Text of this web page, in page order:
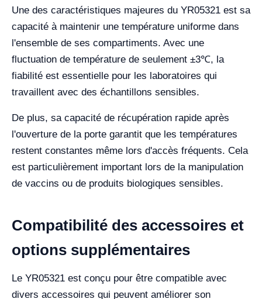
Une des caractéristiques majeures du YR05321 est sa
capacité à maintenir une température uniforme dans
l'ensemble de ses compartiments. Avec une
fluctuation de température de seulement ±3℃, la
fiabilité est essentielle pour les laboratoires qui
travaillent avec des échantillons sensibles.
De plus, sa capacité de récupération rapide après
l'ouverture de la porte garantit que les températures
restent constantes même lors d'accès fréquents. Cela
est particulièrement important lors de la manipulation
de vaccins ou de produits biologiques sensibles.
Compatibilité des accessoires et
options supplémentaires
Le YR05321 est conçu pour être compatible avec
divers accessoires qui peuvent améliorer son